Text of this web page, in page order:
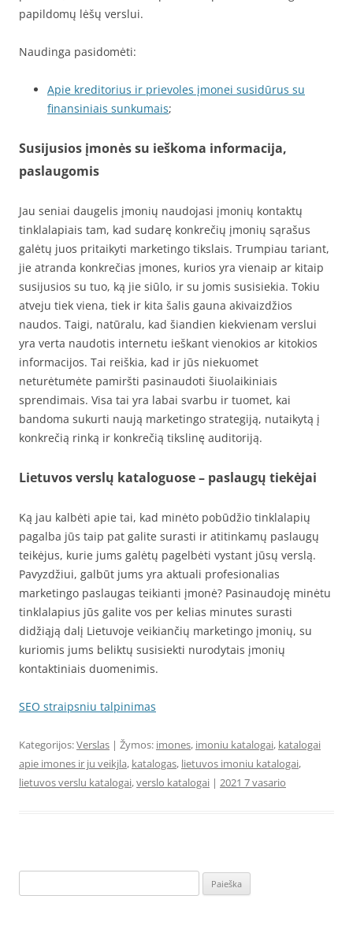
papildomų lėšų verslui.
Naudinga pasidomėti:
Apie kreditorius ir prievoles įmonei susidūrus su
finansiniais sunkumais;
Susijusios įmonės su ieškoma informacija,
paslaugomis
Jau seniai daugelis įmonių naudojasi įmonių kontaktų
tinklalapiais tam, kad sudarę konkrečių įmonių sąrašus
galėtų juos pritaikyti marketingo tikslais. Trumpiau tariant,
jie atranda konkrečias įmones, kurios yra vienaip ar kitaip
susijusios su tuo, ką jie siūlo, ir su jomis susisiekia. Tokiu
atveju tiek viena, tiek ir kita šalis gauna akivaizdžios
naudos. Taigi, natūralu, kad šiandien kiekvienam verslui
yra verta naudotis internetu ieškant vienokios ar kitokios
informacijos. Tai reiškia, kad ir jūs niekuomet
neturėtumėte pamiršti pasinaudoti šiuolaikiniais
sprendimais. Visa tai yra labai svarbu ir tuomet, kai
bandoma sukurti naują marketingo strategiją, nutaikytą į
konkrečią rinką ir konkrečią tikslinę auditoriją.
Lietuvos verslų kataloguose – paslaugų tiekėjai
Ką jau kalbėti apie tai, kad minėto pobūdžio tinklalapių
pagalba jūs taip pat galite surasti ir atitinkamų paslaugų
teikėjus, kurie jums galėtų pagelbėti vystant jūsų verslą.
Pavyzdžiui, galbūt jums yra aktuali profesionalias
marketingo paslaugas teikianti įmonė? Pasinaudoję minėtu
tinklalapius jūs galite vos per kelias minutes surasti
didžiąją dalį Lietuvoje veikiančių marketingo įmonių, su
kuriomis jums beliktų susisiekti nurodytais įmonių
kontaktiniais duomenimis.
SEO straipsniu talpinimas
Kategorijos:Verslas | Žymos: imones, imoniu katalogai, katalogai
apie imones ir ju veikjla, katalogas, lietuvos imoniu katalogai,
lietuvos verslu katalogai,verslo katalogai | 2021 7 vasario